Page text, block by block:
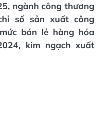
ngành công thương
số sản xuất công
bán lẻ hàng hóa
kim ngạch xuất